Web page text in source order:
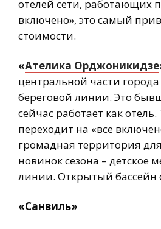
отелей сети, работающих
включено», это самый
стоимости.
«Ателика Орджоникидзе
центральной части
береговой линии. Это
сейчас работает как
переходит на «все
громадная территория
новинок сезона – детское
линии. Открытый бассейн
«Санвиль»